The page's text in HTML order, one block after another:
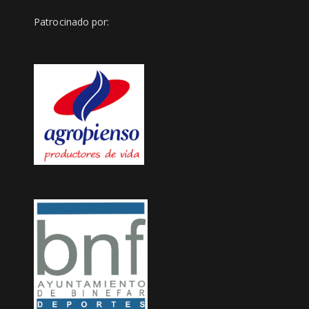
clubjudobinefar_oficial?
Patrocinado por: